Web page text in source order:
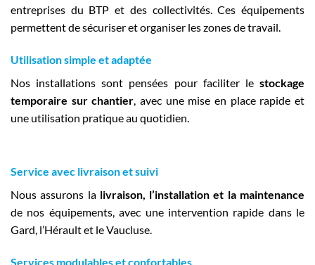
entreprises du BTP et des collectivités. Ces équipements
permettent de sécuriser et organiser les zones de travail.
Utilisation simple et adaptée
Nos installations sont pensées pour faciliter le stockage
temporaire sur chantier, avec une mise en place rapide et
une utilisation pratique au quotidien.
Service avec livraison et suivi
Nous assurons la livraison, l’installation et la maintenance
de nos équipements, avec une intervention rapide dans le
Gard, l’Hérault et le Vaucluse.
Services modulables et confortables